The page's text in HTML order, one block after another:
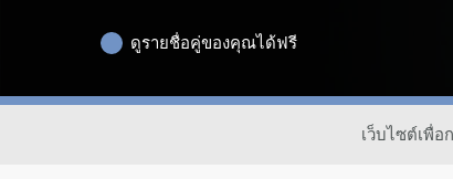
ดูรายชื่อคู่ของคุณได้ฟรี
เว็บไซต์เพื่อ